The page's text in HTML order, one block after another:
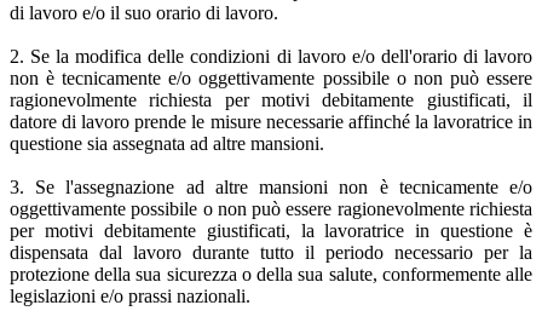
di lavoro e/o il suo orario di lavoro.
2. Se la modifica delle condizioni di lavoro e/o dell'orario di lavoro
non è tecnicamente e/o oggettivamente possibile o non può essere
ragionevolmente richiesta per motivi debitamente giustificati, il
datore di lavoro prende le misure necessarie affinché la lavoratrice in
questione sia assegnata ad altre mansioni.
3. Se l'assegnazione ad altre mansioni non è tecnicamente e/o
oggettivamente possibile o non può essere ragionevolmente richiesta
per motivi debitamente giustificati, la lavoratrice in questione è
dispensata dal lavoro durante tutto il periodo necessario per la
protezione della sua sicurezza o della sua salute, conformemente alle
legislazioni e/o prassi nazionali.